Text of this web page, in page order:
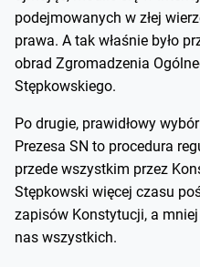
podejmowanych w złej
prawa. A tak właśnie było
obrad Zgromadzenia
Stępkowskiego.
Po drugie, prawidłowy
Prezesa SN to procedura
przede wszystkim przez
Stępkowski więcej czasu
zapisów Konstytucji, a
nas wszystkich.